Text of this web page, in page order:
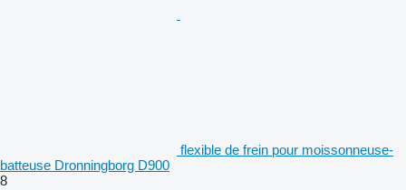
flexible de frein pour moissonneuse-
batteuse Dronningborg D900
8